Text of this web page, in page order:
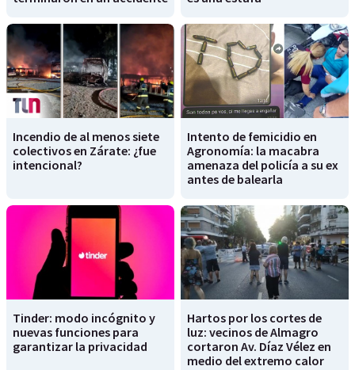
Incendio de al menos siete
colectivos en Zárate: ¿fue
intencional?
Intento de femicidio en
Agronomía: la macabra
amenaza del policía a su ex
antes de balearla
Tinder: modo incógnito y
nuevas funciones para
garantizar la privacidad
Hartos por los cortes de
luz: vecinos de Almagro
cortaron Av. Díaz Vélez en
medio del extremo calor